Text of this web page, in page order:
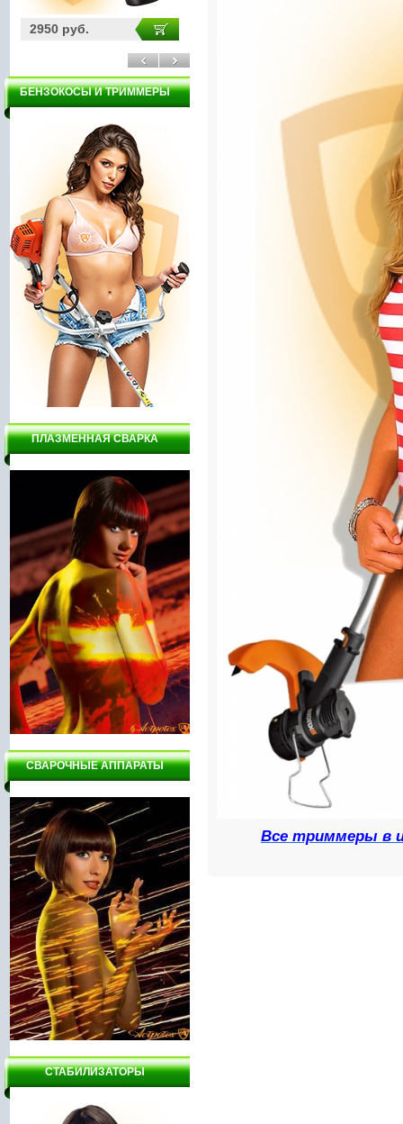
Все триммеры в
2950 руб.
БЕНЗОКОСЫ И ТРИММЕРЫ
ПЛАЗМЕННАЯ СВАРКА
СВАРОЧНЫЕ АППАРАТЫ
СТАБИЛИЗАТОРЫ